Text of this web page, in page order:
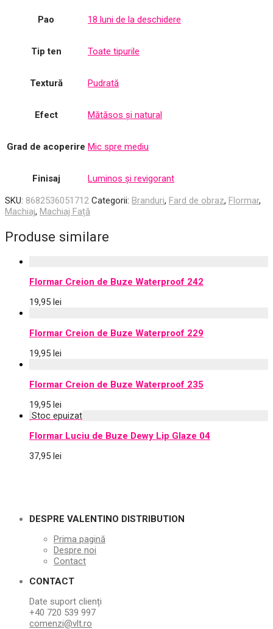
Pao 18 luni de la deschidere
Tip ten Toate tipurile
Textură Pudrată
Efect Mătăsos și natural
Grad de acoperire Mic spre mediu
Finisaj
Luminos și revigorant
SKU: 8682536051712 Categorii: Branduri, Fard de obraz, Flormar,
Machiaj, Machiaj Față
Produse similare
Flormar Creion de Buze Waterproof 242
19,95 lei
Flormar Creion de Buze Waterproof 229
19,95 lei
Flormar Creion de Buze Waterproof 235
19,95 lei
Flormar Luciu de Buze Dewy Lip Glaze 04
37,95 lei
DESPRE VALENTINO DISTRIBUTION
Prima pagină
Despre noi
Contact
CONTACT
Date suport clienți
+40 720 539 997
comenzi@vlt.ro